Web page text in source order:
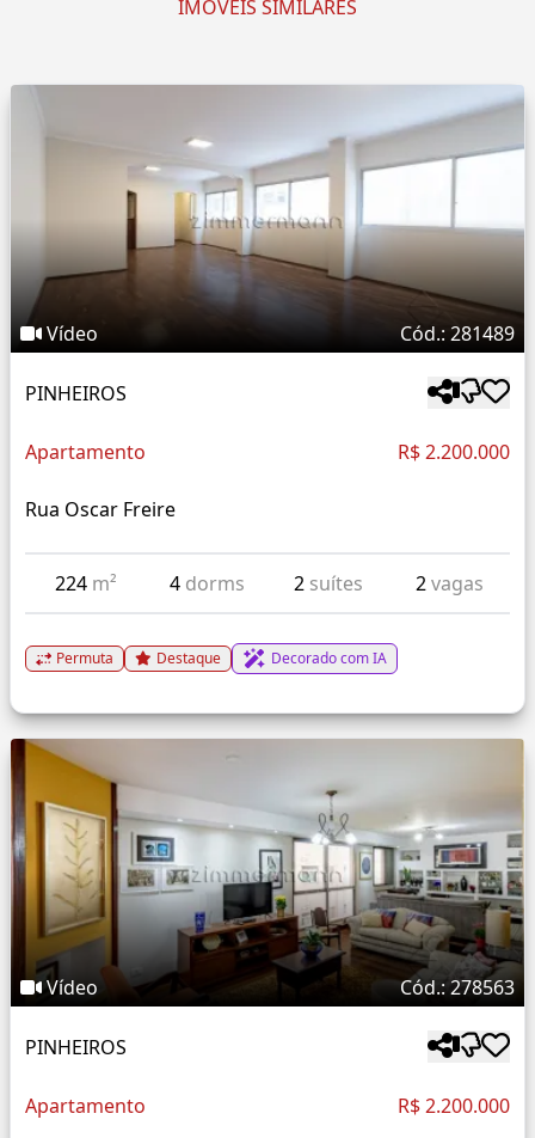
IMÓVEIS SIMILARES
Vídeo Cód.: 281489
PINHEIROS
Apartamento R$ 2.200.000
Rua Oscar Freire
224 m² 4 dorms 2 suítes 2vagas
Permuta Destaque Decorado com IA
Vídeo Cód.: 278563
PINHEIROS
Apartamento R$ 2.200.000